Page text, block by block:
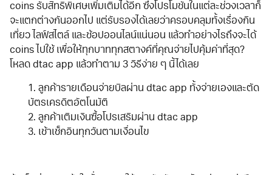
coins รับสิทธิพิเศษเพิ่มเติมได้อีก ซึ่งโปรโมชันในแต่ละช่วงเวลาก็
จะแตกต่างกันออกไป แต่รับรองได้เลยว่าครอบคลุมทั้งเรื่องกิน
เที่ยว ไลฟ์สไตล์ และช้อปออนไลน์แน่นอน แล้วทำอย่างไรถึงจะได้
coins ไปใช้ เพื่อให้ทุกบาททุกสตางค์ที่คุณจ่ายไปคุ้มค่าที่สุด?
โหลด dtac app แล้วทำตาม 3 วิธีง่าย ๆ นี้ได้เลย
1. ลูกค้ารายเดือนจ่ายบิลผ่าน dtac app ทั้งจ่ายเองและตัด
บัตรเครดิตอัตโนมัติ
2. ลูกค้าเติมเงินซื้อโปรเสริมผ่าน dtac app
3. เช้าเช็กอินทุกวันตามเงื่อนไข